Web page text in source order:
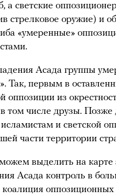
а светские
стрелковое оружие) и
«умеренные»
Асада группы
Так, первым в
оппозиции из
том числе друзы.
и светской
части территории
выделить на карте
Асада контроль в